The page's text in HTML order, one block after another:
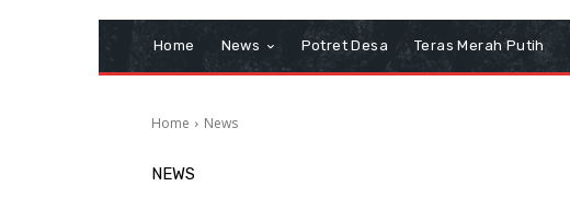
Home News Potret Desa Teras Merah Putih
Home News
NEWS